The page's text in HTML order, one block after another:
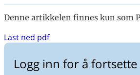
Denne artikkelen finnes kun som
Last ned pdf
Logg inn for å fortsette